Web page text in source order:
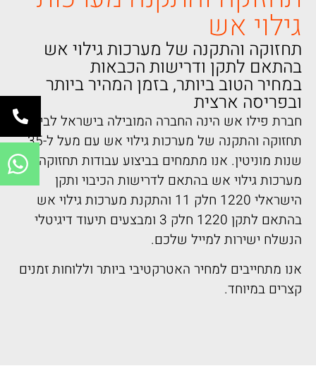
גילוי אש
תחזוקה והתקנה של מערכות גילוי אש
בהתאם לתקן ודרישות הכבאות
במחיר הטוב ביותר, בזמן המהיר ביותר
ובפריסה ארצית
חברת פילו אש הינה החברה המובילה בישראל לביצוע
תחזוקה והתקנה של מערכות גילוי אש עם מעל ל-35
שנות מוניטין. אנו מתמחים בביצוע עבודות תחזוקה של
מערכות גילוי אש בהתאם לדרישות הכיבוי ותקן
הישראלי 1220 חלק 11 והתקנת מערכות גילוי אש
בהתאם לתקן 1220 חלק 3 ומבצעים תיעוד דיגיטלי
הנשלח ישירות למייל שלכם.
אנו מתחייבים למחיר האטרקטיבי ביותר וללוחות זמנים
קצרים במיוחד.